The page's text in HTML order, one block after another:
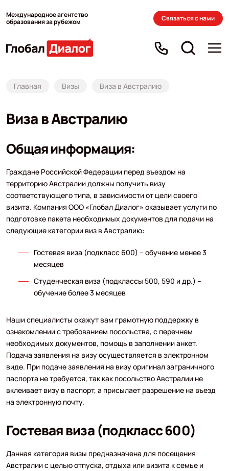
Международное агентство
образования за рубежом
Связаться с нами
Главная Визы Виза в Австралию
Виза в Австралию
Общая информация:
Граждане Российской Федерации перед въездом на
территорию Австралии должны получить визу
соответствующего типа, в зависимости от цели своего
визита. Компания ООО «Глобал Диалог» оказывает услуги по
подготовке пакета необходимых документов для подачи на
следующие категории виз в Австралию:
Гостевая виза (подкласс 600) – обучение менее 3
месяцев
Студенческая виза (подклассы 500, 590 и др.) –
обучение более 3 месяцев
Наши специалисты окажут вам грамотную поддержку в
ознакомлении с требованием посольства, с перечнем
необходимых документов, помощь в заполнении анкет.
Подача заявления на визу осуществляется в электронном
виде. При подаче заявления на визу оригинал заграничного
паспорта не требуется, так как посольство Австралии не
вклеивает визу в паспорт, а присылает разрешение на въезд
на электронную почту.
Гостевая виза (подкласс 600)
Данная категория визы предназначена для посещения
Австралии с целью отпуска, отдыха или визита к семье и